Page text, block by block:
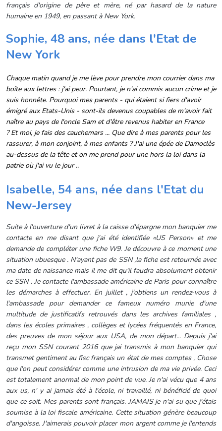
français d'origine de père et mère, né par hasard de la nature
humaine en 1949, en passant à New York.
Sophie, 48 ans, née dans l'Etat de
New York
Chaque matin quand je me lève pour prendre mon courrier dans ma
boîte aux lettres : j'ai peur. Pourtant, je n'ai commis aucun crime et je
suis honnête. Pourquoi mes parents - qui étaient si fiers d'avoir
émigré aux Etats-Unis - sont-ils devenus coupables de m'avoir fait
naître au pays de l'oncle Sam et d'être revenus habiter en France
?Et moi, je fais des cauchemars ... Que dire à mes parents pour les
rassurer, à mon conjoint, à mes enfants ?J'ai une épée de Damoclès
au-dessus de la tête et on me prend pour une hors la loi dans la
patrie où j'ai vu le jour ..
Isabelle, 54 ans, née dans l'Etat du
New-Jersey
Suite à l'ouverture d'un livret à la caisse d'épargne mon banquier me
contacte en me disant que j'ai été identifiée «US Person» et me
demande de compléter une fiche W9. Je découvre à ce moment une
situation ubuesque . N'ayant pas de SSN ,la fiche est retournée avec
ma date de naissance mais il me dit qu'il faudra absolument obtenir
ce SSN . Je contacte l'ambassade américaine de Paris pour connaître
les démarches à effectuer. En juillet , j'obtiens un rendez-vous à
l'ambassade pour demander ce fameux numéro munie d'une
multitude de justificatifs retrouvés dans les archives familiales ,
dans les écoles primaires , collèges et lycées fréquentés en France,
des preuves de mon séjour aux USA, de mon départ... Depuis j'ai
reçu mon SSN courant 2016 que jai transmis à mon banquier qui
transmet gentiment au fisc français un état de mes comptes , Chose
que l'on peut considérer comme une intrusion de ma vie privée. Ceci
est totalement anormal de mon point de vue. Je n'ai vécu que 4 ans
aux us, n' y ai jamais été à l'école, ni travaillé, ni bénéficié de quoi
que ce soit. Mes parents sont français. JAMAIS je n'ai su que j'étais
soumise à la loi fiscale américaine. Cette situation génère beaucoup
d'angoisse. J'aimerais pouvoir placer mon argent comme je l'entends